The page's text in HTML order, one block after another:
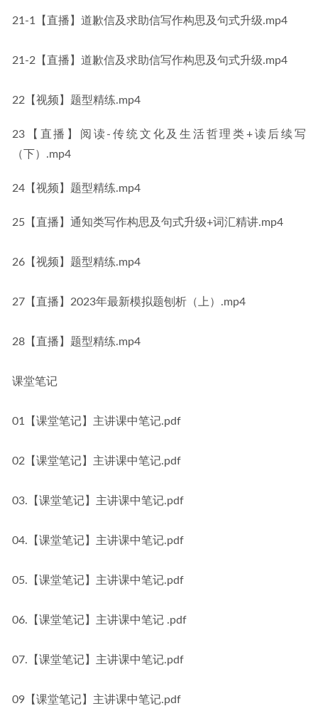
21-1【直播】道歉信及求助信写作构思及句式升级.mp4
21-2【直播】道歉信及求助信写作构思及句式升级.mp4
22【视频】题型精练.mp4
23【直播】阅读-传统文化及生活哲理类+读后续写
（下）.mp4
24【视频】题型精练.mp4
25【直播】通知类写作构思及句式升级+词汇精讲.mp4
26【视频】题型精练.mp4
27【直播】2023年最新模拟题刨析（上）.mp4
28【直播】题型精练.mp4
课堂笔记
01【课堂笔记】主讲课中笔记.pdf
02【课堂笔记】主讲课中笔记.pdf
03.【课堂笔记】主讲课中笔记.pdf
04.【课堂笔记】主讲课中笔记.pdf
05.【课堂笔记】主讲课中笔记.pdf
06.【课堂笔记】主讲课中笔记 .pdf
07.【课堂笔记】主讲课中笔记.pdf
09【课堂笔记】主讲课中笔记.pdf